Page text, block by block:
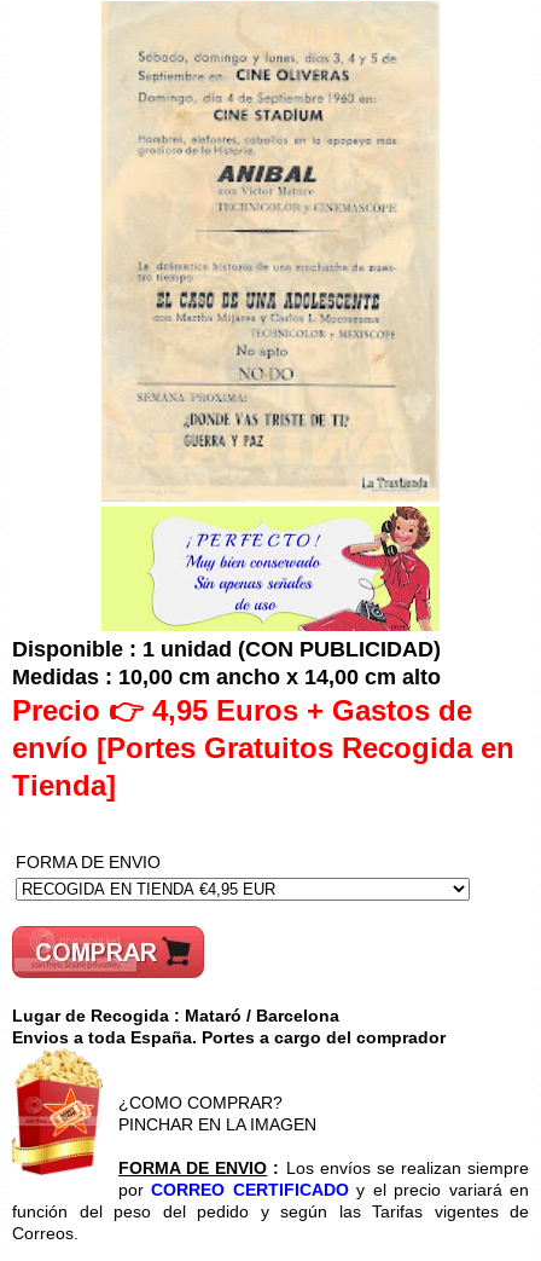
Disponible : 1 unidad (CON PUBLICIDAD)
Medidas : 10,00 cm ancho x 14,00 cm alto
Precio 👉 4,95 Euros + Gastos de
envío [Portes Gratuitos Recogida en
Tienda]
FORMA DE ENVIO
Lugar de Recogida : Mataró / Barcelona
Envios a toda España. Portes a cargo del comprador
¿COMO COMPRAR?
PINCHAR EN LA IMAGEN
FORMA DE ENVIO : Los envíos se realizan siempre
porCORREO CERTIFICADOy el precio variará en
función del peso del pedido y según las Tarifas vigentes de
Correos.